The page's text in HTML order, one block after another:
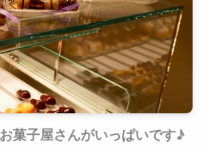
菓子屋さんがいっぱいです♪